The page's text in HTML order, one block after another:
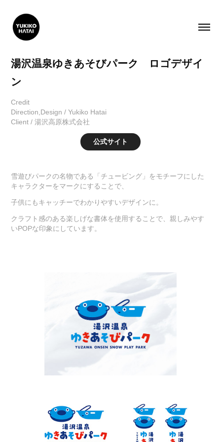
湯沢温泉ゆきあそびパーク　ロゴデザイ
ン
Credit
Direction,Design / Yukiko Hatai
Client / 湯沢高原株式会社​​​​​
公式サイト
雪遊びパークの名物である「チュービング」をモチーフにした
キャラクターをマークにすることで、
子供にもキャッチーでわかりやすいデザインに。
クラフト感のある楽しげな書体を使用することで、親しみやす
いPOPな印象にしています。